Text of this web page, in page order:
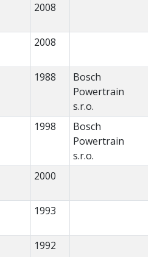
2008
2008
1988
Bosch
Powertrain
s.r.o.
1998
Bosch
Powertrain
s.r.o.
2000
1993
1992